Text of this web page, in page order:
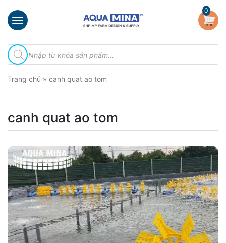
×
chủ
thiệu
Đầu
Vi
Bọt
Khí
Ventek
Hướng
dẫn
lắp
đặt
0
Tìm
kiếm
sản
Trang chủ » canh quat ao tom
canh quat ao tom